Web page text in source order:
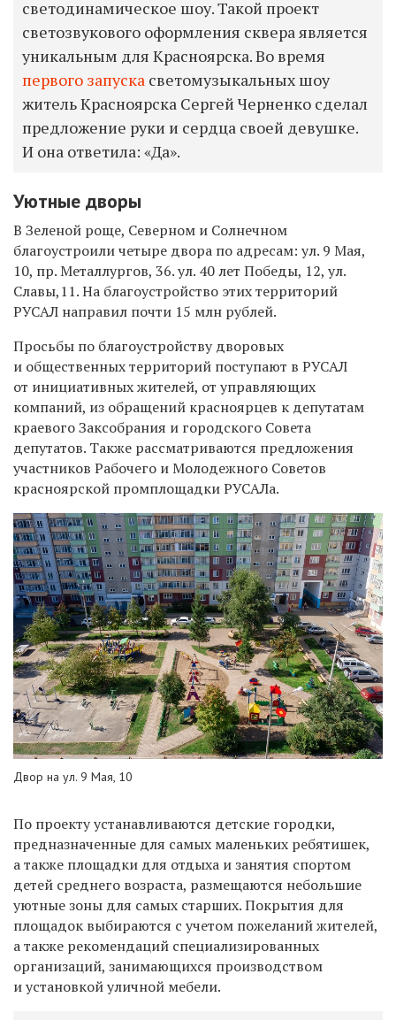
светодинамическое шоу. Такой проект
светозвукового оформления сквера является
уникальным для Красноярска. Во время
первого запуска светомузыкальных шоу
житель Красноярска Сергей Черненко сделал
предложение руки и сердца своей девушке.
И она ответила: «Да».
Уютные дворы
В Зеленой роще, Северном и Солнечном
благоустроили четыре двора по адресам: ул. 9 Мая,
10, пр. Металлургов, 36. ул. 40 лет Победы, 12, ул.
Славы,11. На благоустройство этих территорий
РУСАЛ направил почти 15 млн рублей.
Просьбы по благоустройству дворовых
и общественных территорий поступают в РУСАЛ
от инициативных жителей, от управляющих
компаний, из обращений красноярцев к депутатам
краевого Заксобрания и городского Совета
депутатов. Также рассматриваются предложения
участников Рабочего и Молодежного Советов
красноярской промплощадки РУСАЛа.
Двор на ул. 9 Мая, 10
По проекту устанавливаются детские городки,
предназначенные для самых маленьких ребятишек,
а также площадки для отдыха и занятия спортом
детей среднего возраста, размещаются небольшие
уютные зоны для самых старших. Покрытия для
площадок выбираются с учетом пожеланий жителей,
а также рекомендаций специализированных
организаций, занимающихся производством
и установкой уличной мебели.